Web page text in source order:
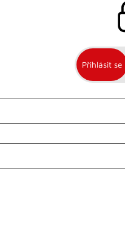
Přihlásit se